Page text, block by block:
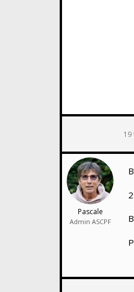
19
Pascale
Admin ASCPF